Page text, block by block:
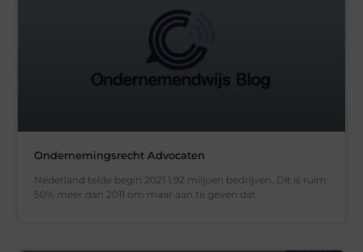
Ondernemingsrecht Advocaten
Nederland telde begin 2021 1,92 miljoen bedrijven. Dit is ruim
50% meer dan 2011 om maar aan te geven dat